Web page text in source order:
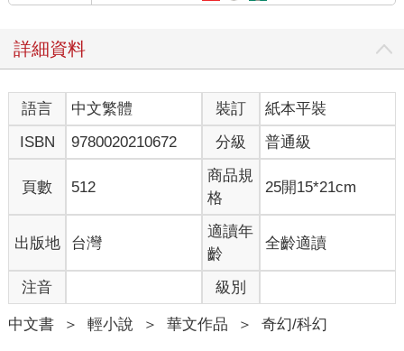
詳細資料
語言 中文繁體 裝訂
紙本平裝
ISBN
9780020210672 分級 普通級
頁數 512
商品規
格
25開15*21cm
出版地 台灣
適讀年
齡
全齡適讀
注音 級別
中文書 ＞ 輕小說 ＞ 華文作品 ＞ 奇幻/科幻